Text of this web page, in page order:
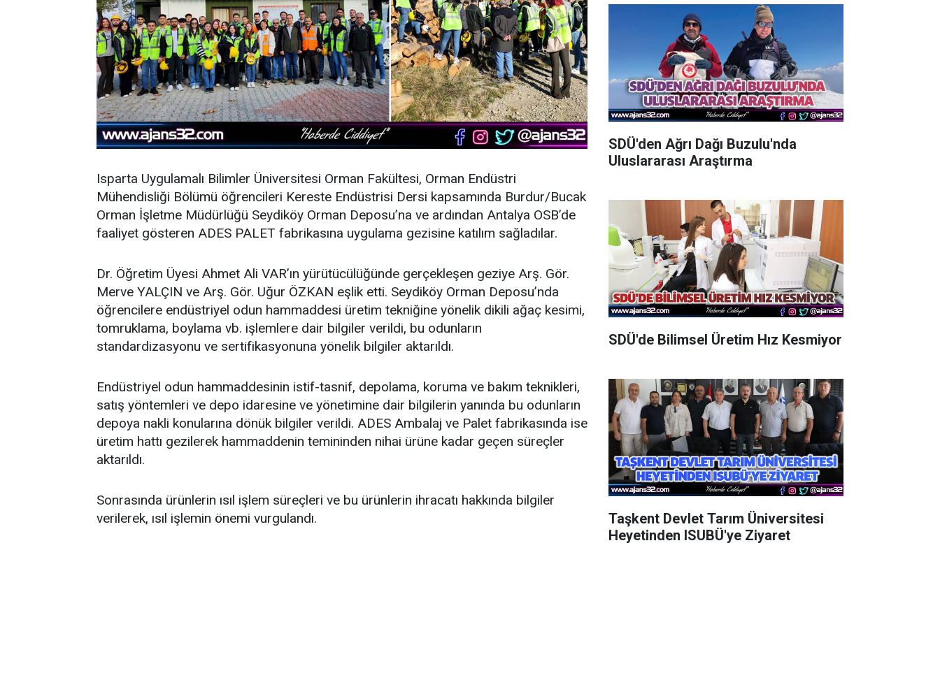
Isparta Uygulamalı Bilimler Üniversitesi Orman Fakültesi, Orman Endüstri
Mühendisliği Bölümü öğrencileri Kereste Endüstrisi Dersi kapsamında Burdur/Bucak
Orman İşletme Müdürlüğü Seydiköy Orman Deposu’na ve ardından Antalya OSB’de
faaliyet gösteren ADES PALET fabrikasına uygulama gezisine katılım sağladılar.
Dr. Öğretim Üyesi Ahmet Ali VAR’ın yürütücülüğünde gerçekleşen geziye Arş. Gör.
Merve YALÇIN ve Arş. Gör. Uğur ÖZKAN eşlik etti. Seydiköy Orman Deposu’nda
öğrencilere endüstriyel odun hammaddesi üretim tekniğine yönelik dikili ağaç kesimi,
tomruklama, boylama vb. işlemlere dair bilgiler verildi, bu odunların
standardizasyonu ve sertifikasyonuna yönelik bilgiler aktarıldı.
Endüstriyel odun hammaddesinin istif-tasnif, depolama, koruma ve bakım teknikleri,
satış yöntemleri ve depo idaresine ve yönetimine dair bilgilerin yanında bu odunların
depoya nakli konularına dönük bilgiler verildi. ADES Ambalaj ve Palet fabrikasında ise
üretim hattı gezilerek hammaddenin temininden nihai ürüne kadar geçen süreçler
aktarıldı.
Sonrasında ürünlerin ısıl işlem süreçleri ve bu ürünlerin ihracatı hakkında bilgiler
verilerek, ısıl işlemin önemi vurgulandı.
SDÜ'den Ağrı Dağı Buzulu'nda
Uluslararası Araştırma
SDÜ'de Bilimsel Üretim Hız Kesmiyor
Taşkent Devlet Tarım Üniversitesi
Heyetinden ISUBÜ'ye Ziyaret